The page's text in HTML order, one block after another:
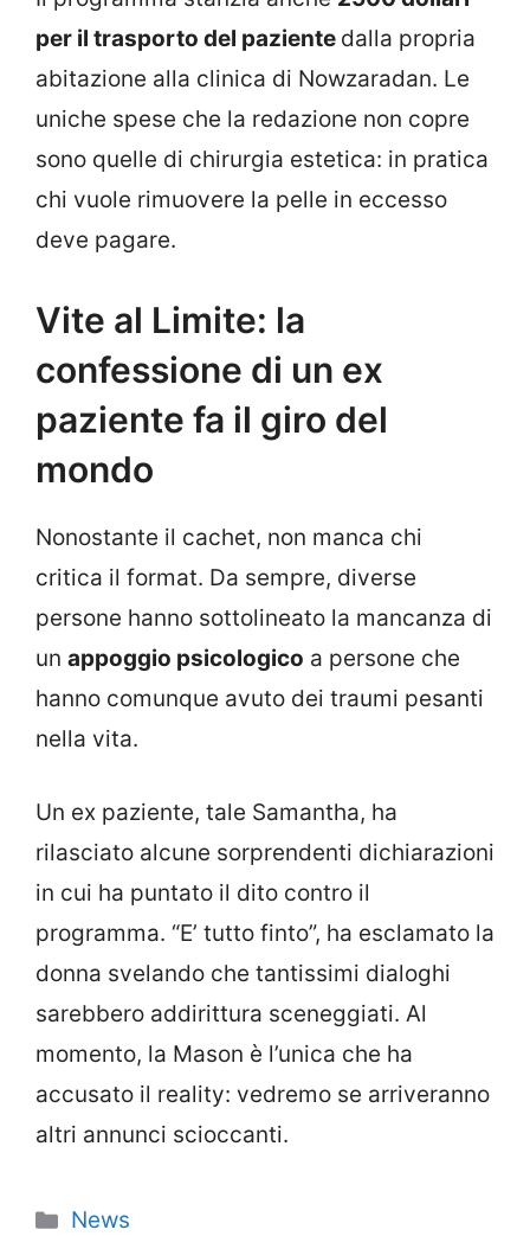
per il trasporto del paziente dalla propria
abitazione alla clinica di Nowzaradan. Le
uniche spese che la redazione non copre
sono quelle di chirurgia estetica: in pratica
chi vuole rimuovere la pelle in eccesso
deve pagare.
Vite al Limite: la
confessione di un ex
paziente fa il giro del
mondo
Nonostante il cachet, non manca chi
critica il format. Da sempre, diverse
persone hanno sottolineato la mancanza di
un appoggio psicologico a persone che
hanno comunque avuto dei traumi pesanti
nella vita.
Un ex paziente, tale Samantha, ha
rilasciato alcune sorprendenti dichiarazioni
in cui ha puntato il dito contro il
programma. “E’ tutto finto”, ha esclamato la
donna svelando che tantissimi dialoghi
sarebbero addirittura sceneggiati. Al
momento, la Mason è l’unica che ha
accusato il reality: vedremo se arriveranno
altri annunci scioccanti.
Categorie
News